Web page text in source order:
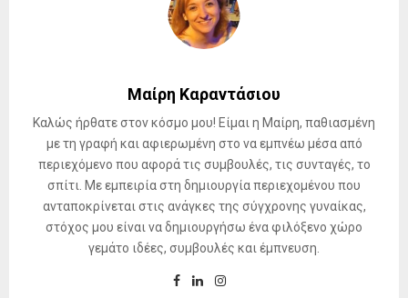
Μαίρη Καραντάσιου
Καλώς ήρθατε στον κόσμο μου! Είμαι η Μαίρη, παθιασμένη
με τη γραφή και αφιερωμένη στο να εμπνέω μέσα από
περιεχόμενο που αφορά τις συμβουλές, τις συνταγές, το
σπίτι. Με εμπειρία στη δημιουργία περιεχομένου που
ανταποκρίνεται στις ανάγκες της σύγχρονης γυναίκας,
στόχος μου είναι να δημιουργήσω ένα φιλόξενο χώρο
γεμάτο ιδέες, συμβουλές και έμπνευση.